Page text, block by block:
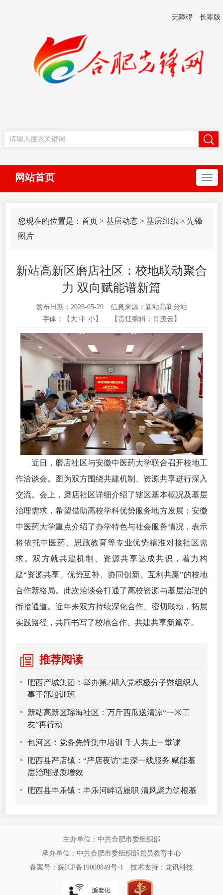
无障碍 长辈版
网站首页
您现在的位置是： 首页 > 基层动态 > 基层组织 > 先锋
图片
新站高新区磨店社区：校地联动聚合
力 双向赋能谱新篇
发布日期：2026-05-29
信息来源：新站高新分站
字体：【 大 中 小 】 【责任编辑：肖茂云】
近日，磨店社区与安徽中医药大学联合召开校地工
作洽谈会。图为双方围绕共建机制、资源共享进行深入
交流。会上，磨店社区详细介绍了辖区基本概况及基层
治理需求，希望借助高校学科优势服务地方发展；安徽
中医药大学重点介绍了办学特色与社会服务情况，表示
将依托中医药、思政教育等专业优势精准对接社区需
求。双方就共建机制、资源共享达成共识，着力构
建“资源共享、优势互补、协同创新、互利共赢”的校地
合作新格局。此次洽谈会打通了高校资源与基层治理的
衔接通道。近年来双方持续深化合作、密切联动，拓展
实践路径，共同书写了校地合作、共建共享新篇章。
推荐阅读
肥西产城集团：举办第2期入党积极分子暨组织人
事干部培训班
新站高新区瑶海社区：万斤西瓜送清凉“一米工
友”再行动
包河区：党务先锋集中培训 千人共上一堂课
肥西县严店镇：“严店夜访”走深一线服务 赋能基
层治理提质增效
肥西县丰乐镇：丰乐河畔话履职 清风聚力筑根基
主办单位：中共合肥市委组织部
承办单位：中共合肥市委组织部党员教育中心
备案号：皖ICP备19000849号-1
技术支持： 龙讯科技